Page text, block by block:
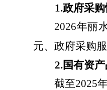
1.政府采购
2026年丽
元、政府采购
2.国有资产
截至2025年